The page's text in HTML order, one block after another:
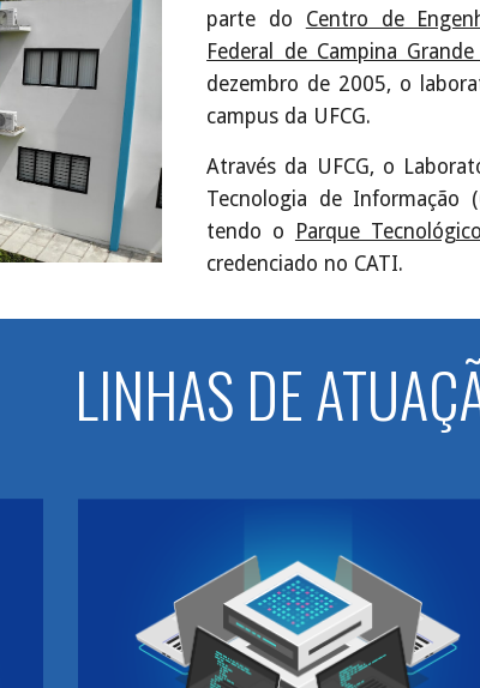
parte do Centro de
Federal de Campina Grande
dezembro de 2005, o
campus da UFCG.
Através da UFCG, o
Tecnologia de Informação
tendo o
Parque
credenciado no CATI.
LINHAS DE